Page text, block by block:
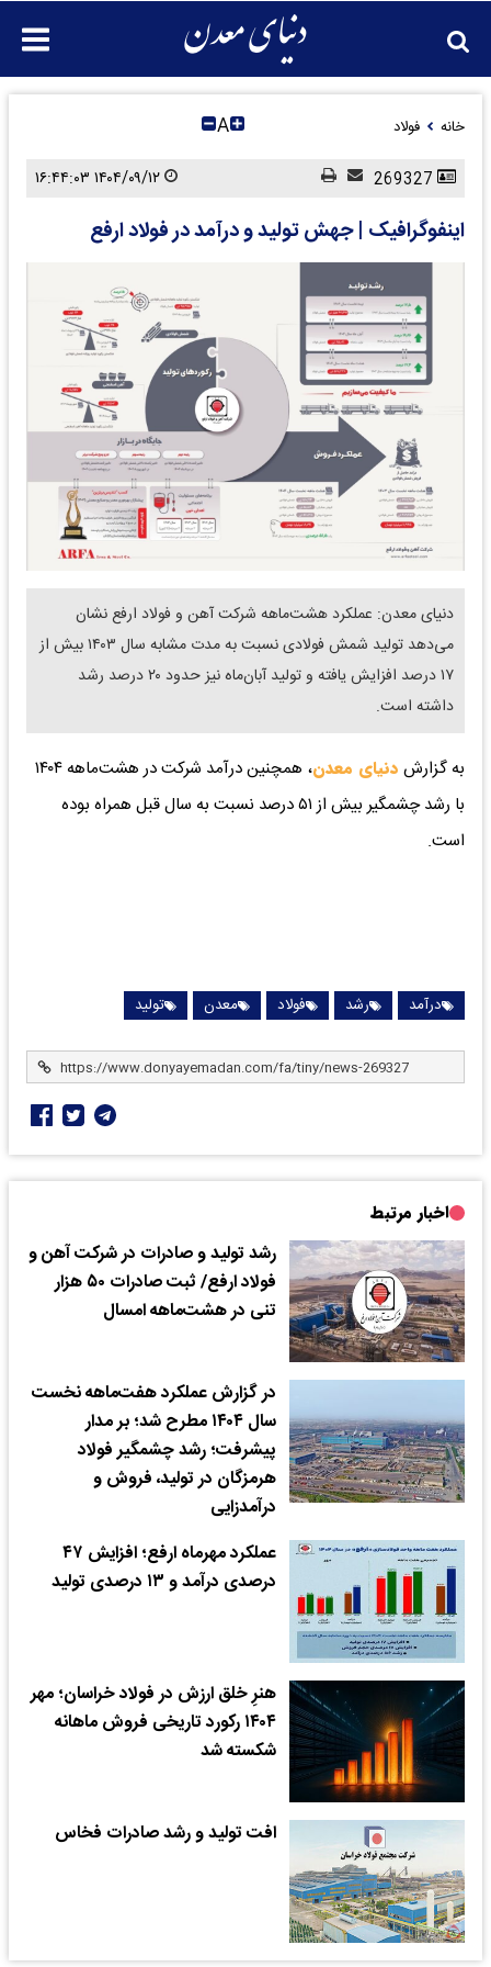
خانه فولاد A
اینفوگرافیک | جهش تولید و درآمد در فولاد ارفع
دنیای معدن: عملکرد هشت‌ماهه شرکت آهن و فولاد ارفع نشان
می‌دهد تولید شمش فولادی نسبت به مدت مشابه سال ۱۴۰۳ بیش از
۱۷ درصد افزایش یافته و تولید آبان‌ماه نیز حدود ۲۰ درصد رشد
داشته است.
به گزارش دنیای معدن
، همچنین درآمد شرکت در هشت‌ماهه ۱۴۰۴
با رشد چشمگیر بیش از ۵۱ درصد نسبت به سال قبل همراه بوده
است.
درآمد رشد فولاد معدن تولید
اخبار مرتبط
رشد تولید و صادرات در شرکت آهن و
فولاد ارفع/ ثبت صادرات ۵۰ هزار
تنی در هشت‌ماهه امسال
در گزارش عملکرد هفت‌ماهه نخست
سال ۱۴۰۴ مطرح شد؛ بر مدار
پیشرفت؛ رشد چشمگیر فولاد
هرمزگان در تولید، فروش و
درآمدزایی
عملکرد مهرماه ارفع؛ افزایش ۴۷
درصدی درآمد و ۱۳ درصدی تولید
هنرِ خلق ارزش در فولاد خراسان؛ مهر
۱۴۰۴ رکورد تاریخی فروش ماهانه
شکسته شد
افت تولید و رشد صادرات فخاس